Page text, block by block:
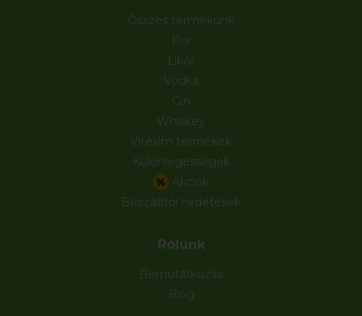
Összes termékünk
Bor
Likőr
Vodka
Gin
Whiskey
Vitexim termékek
Különlegességek
% Akciók
Beszállítói hirdetések
Rólunk
Bemutatkozás
Blog